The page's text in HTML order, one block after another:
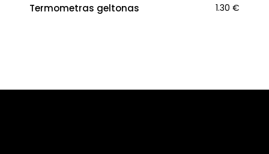
Termometras geltonas 1.30 €